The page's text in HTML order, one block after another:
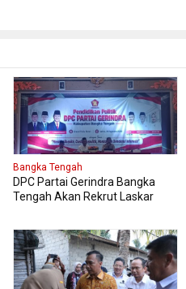
Bangka Tengah
DPC Partai Gerindra Bangka
Tengah Akan Rekrut Laskar